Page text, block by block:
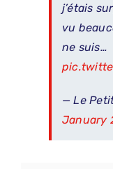
j’étais
vu
ne suis…
— Le
January